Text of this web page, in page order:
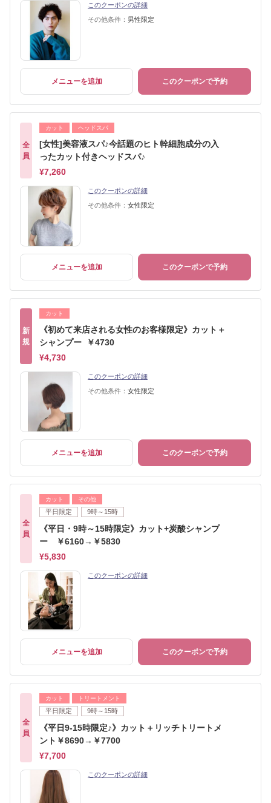
このクーポンの詳細
その他条件： 男性限定
メニューを追加 このクーポンで予約
全
員
カット ヘッドスパ
[女性]美容液スパ♪今話題のヒト幹細胞成分の入
ったカット付きヘッドスパ♪
¥7,260
このクーポンの詳細
その他条件： 女性限定
メニューを追加 このクーポンで予約
新
規
カット
《初めて来店される女性のお客様限定》カット＋
シャンプー ￥4730
¥4,730
このクーポンの詳細
その他条件： 女性限定
メニューを追加 このクーポンで予約
全
員
カット その他
平日限定 9時～15時
《平日・9時～15時限定》カット+炭酸シャンプ
ー ￥6160→￥5830
¥5,830
このクーポンの詳細
メニューを追加 このクーポンで予約
全
員
カット トリートメント
平日限定 9時～15時
《平日9-15時限定♪》カット＋リッチトリートメ
ント￥8690→￥7700
¥7,700
このクーポンの詳細